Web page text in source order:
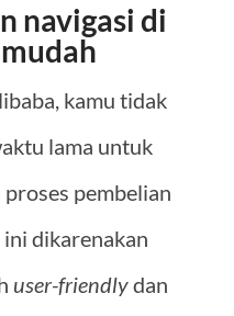
navigasi di
kamu tidak
lama untuk
pembelian
dikarenakan
user-friendlydan